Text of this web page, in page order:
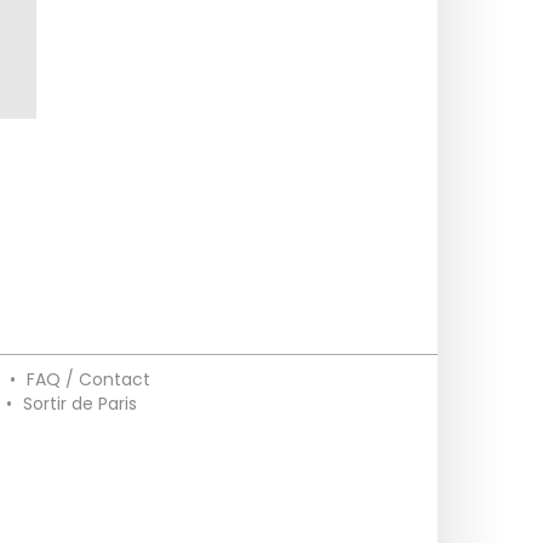
• FAQ / Contact
• Sortir de Paris